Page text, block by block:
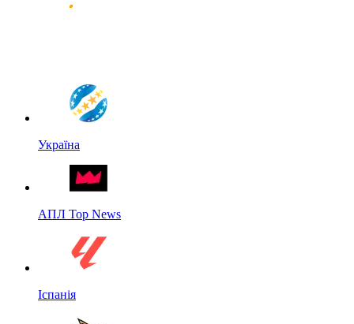
Україна
АПЛ Top News
Іспанія